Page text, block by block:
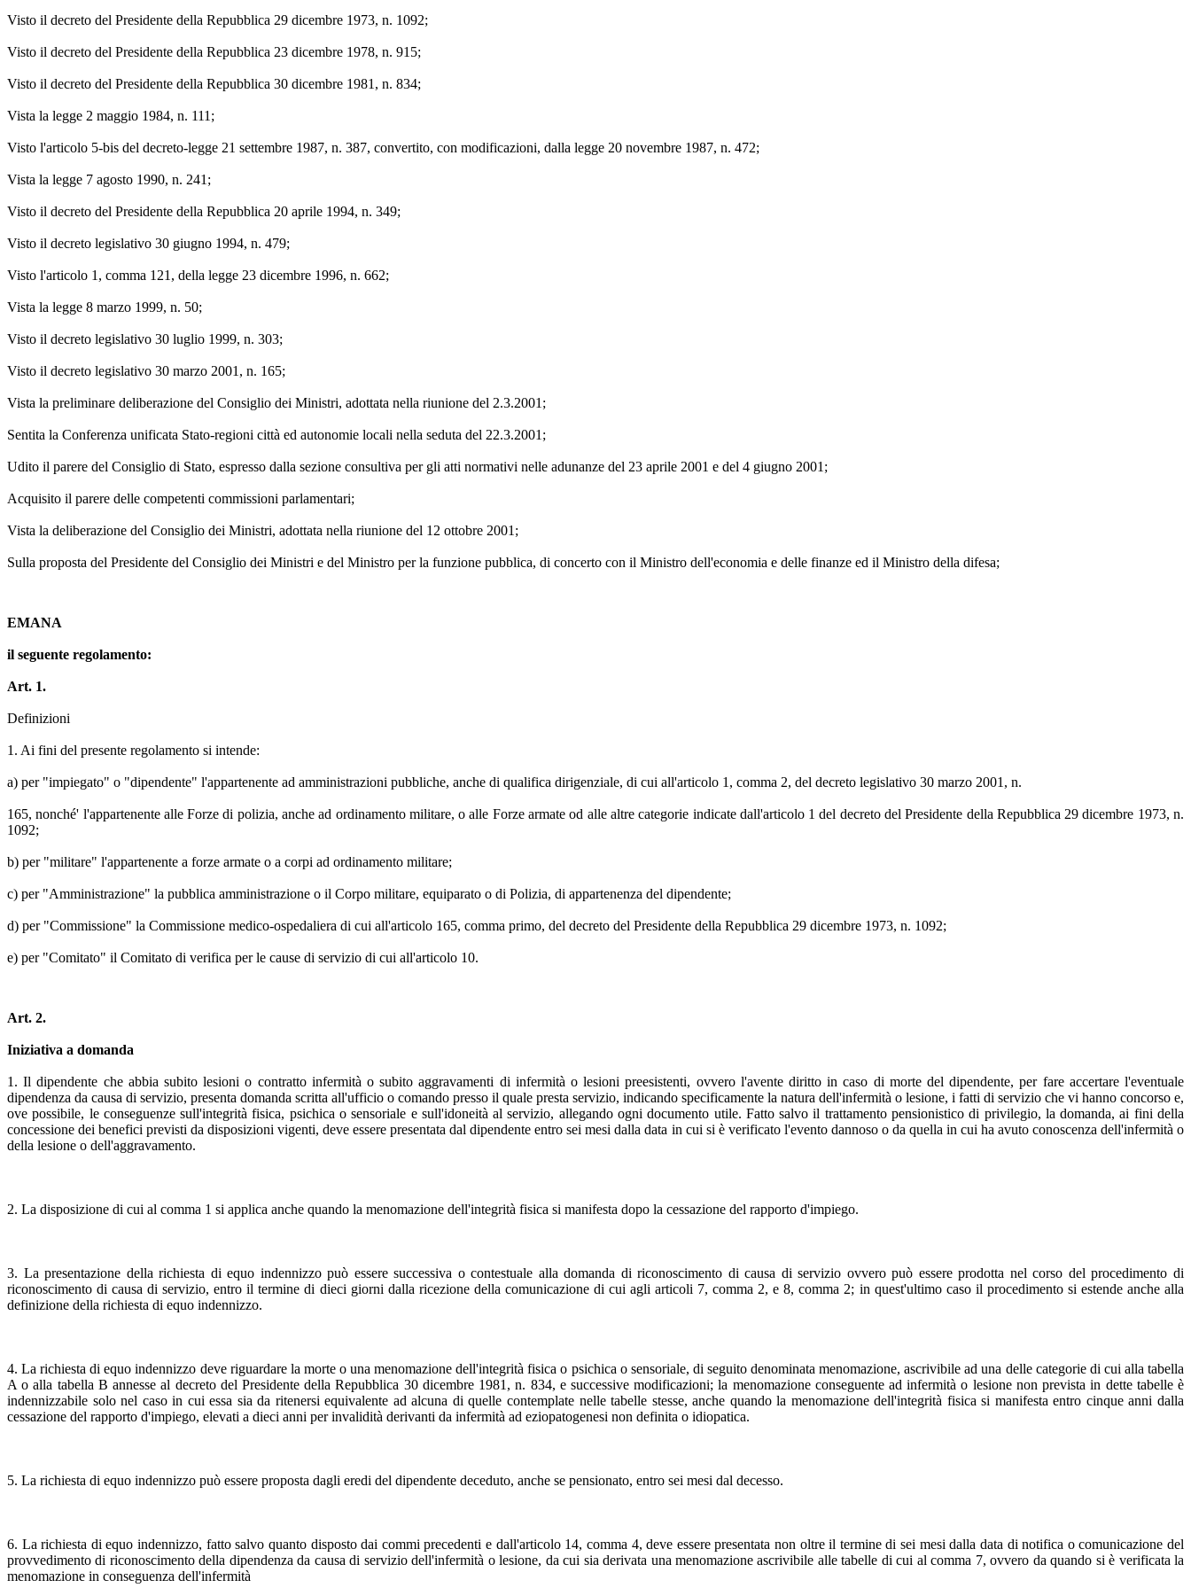
Visto il decreto del Presidente della Repubblica 29 dicembre 1973, n. 1092;
Visto il decreto del Presidente della Repubblica 23 dicembre 1978, n. 915;
Visto il decreto del Presidente della Repubblica 30 dicembre 1981, n. 834;
Vista la legge 2 maggio 1984, n. 111;
Visto l'articolo 5-bis del decreto-legge 21 settembre 1987, n. 387, convertito, con modificazioni, dalla legge 20 novembre 1987, n. 472;
Vista la legge 7 agosto 1990, n. 241;
Visto il decreto del Presidente della Repubblica 20 aprile 1994, n. 349;
Visto il decreto legislativo 30 giugno 1994, n. 479;
Visto l'articolo 1, comma 121, della legge 23 dicembre 1996, n. 662;
Vista la legge 8 marzo 1999, n. 50;
Visto il decreto legislativo 30 luglio 1999, n. 303;
Visto il decreto legislativo 30 marzo 2001, n. 165;
Vista la preliminare deliberazione del Consiglio dei Ministri, adottata nella riunione del 2.3.2001;
Sentita la Conferenza unificata Stato-regioni città ed autonomie locali nella seduta del 22.3.2001;
Udito il parere del Consiglio di Stato, espresso dalla sezione consultiva per gli atti normativi nelle adunanze del 23 aprile 2001 e del 4 giugno 2001;
Acquisito il parere delle competenti commissioni parlamentari;
Vista la deliberazione del Consiglio dei Ministri, adottata nella riunione del 12 ottobre 2001;
Sulla proposta del Presidente del Consiglio dei Ministri e del Ministro per la funzione pubblica, di concerto con il Ministro dell'economia e delle finanze ed il Ministro della difesa;
EMANA
il seguente regolamento:
Art. 1.
Definizioni
1. Ai fini del presente regolamento si intende:
a) per "impiegato" o "dipendente" l'appartenente ad amministrazioni pubbliche, anche di qualifica dirigenziale, di cui all'articolo 1, comma 2, del decreto legislativo 30 marzo 2001, n.
165, nonché' l'appartenente alle Forze di polizia, anche ad ordinamento militare, o alle Forze armate od alle altre categorie indicate dall'articolo 1 del decreto del Presidente della Repubblica 29 dicembre 1973, n.
1092;
b) per "militare" l'appartenente a forze armate o a corpi ad ordinamento militare;
c) per "Amministrazione" la pubblica amministrazione o il Corpo militare, equiparato o di Polizia, di appartenenza del dipendente;
d) per "Commissione" la Commissione medico-ospedaliera di cui all'articolo 165, comma primo, del decreto del Presidente della Repubblica 29 dicembre 1973, n. 1092;
e) per "Comitato" il Comitato di verifica per le cause di servizio di cui all'articolo 10.
Art. 2.
Iniziativa a domanda
1. Il dipendente che abbia subito lesioni o contratto infermità o subito aggravamenti di infermità o lesioni preesistenti, ovvero l'avente diritto in caso di morte del dipendente, per fare accertare l'eventuale
dipendenza da causa di servizio, presenta domanda scritta all'ufficio o comando presso il quale presta servizio, indicando specificamente la natura dell'infermità o lesione, i fatti di servizio che vi hanno concorso e,
ove possibile, le conseguenze sull'integrità fisica, psichica o sensoriale e sull'idoneità al servizio, allegando ogni documento utile. Fatto salvo il trattamento pensionistico di privilegio, la domanda, ai fini della
concessione dei benefici previsti da disposizioni vigenti, deve essere presentata dal dipendente entro sei mesi dalla data in cui si è verificato l'evento dannoso o da quella in cui ha avuto conoscenza dell'infermità o
della lesione o dell'aggravamento.
2. La disposizione di cui al comma 1 si applica anche quando la menomazione dell'integrità fisica si manifesta dopo la cessazione del rapporto d'impiego.
3. La presentazione della richiesta di equo indennizzo può essere successiva o contestuale alla domanda di riconoscimento di causa di servizio ovvero può essere prodotta nel corso del procedimento di
riconoscimento di causa di servizio, entro il termine di dieci giorni dalla ricezione della comunicazione di cui agli articoli 7, comma 2, e 8, comma 2; in quest'ultimo caso il procedimento si estende anche alla
definizione della richiesta di equo indennizzo.
4. La richiesta di equo indennizzo deve riguardare la morte o una menomazione dell'integrità fisica o psichica o sensoriale, di seguito denominata menomazione, ascrivibile ad una delle categorie di cui alla tabella
A o alla tabella B annesse al decreto del Presidente della Repubblica 30 dicembre 1981, n. 834, e successive modificazioni; la menomazione conseguente ad infermità o lesione non prevista in dette tabelle è
indennizzabile solo nel caso in cui essa sia da ritenersi equivalente ad alcuna di quelle contemplate nelle tabelle stesse, anche quando la menomazione dell'integrità fisica si manifesta entro cinque anni dalla
cessazione del rapporto d'impiego, elevati a dieci anni per invalidità derivanti da infermità ad eziopatogenesi non definita o idiopatica.
5. La richiesta di equo indennizzo può essere proposta dagli eredi del dipendente deceduto, anche se pensionato, entro sei mesi dal decesso.
6. La richiesta di equo indennizzo, fatto salvo quanto disposto dai commi precedenti e dall'articolo 14, comma 4, deve essere presentata non oltre il termine di sei mesi dalla data di notifica o comunicazione del
provvedimento di riconoscimento della dipendenza da causa di servizio dell'infermità o lesione, da cui sia derivata una menomazione ascrivibile alle tabelle di cui al comma 7, ovvero da quando si è verificata la
menomazione in conseguenza dell'infermità